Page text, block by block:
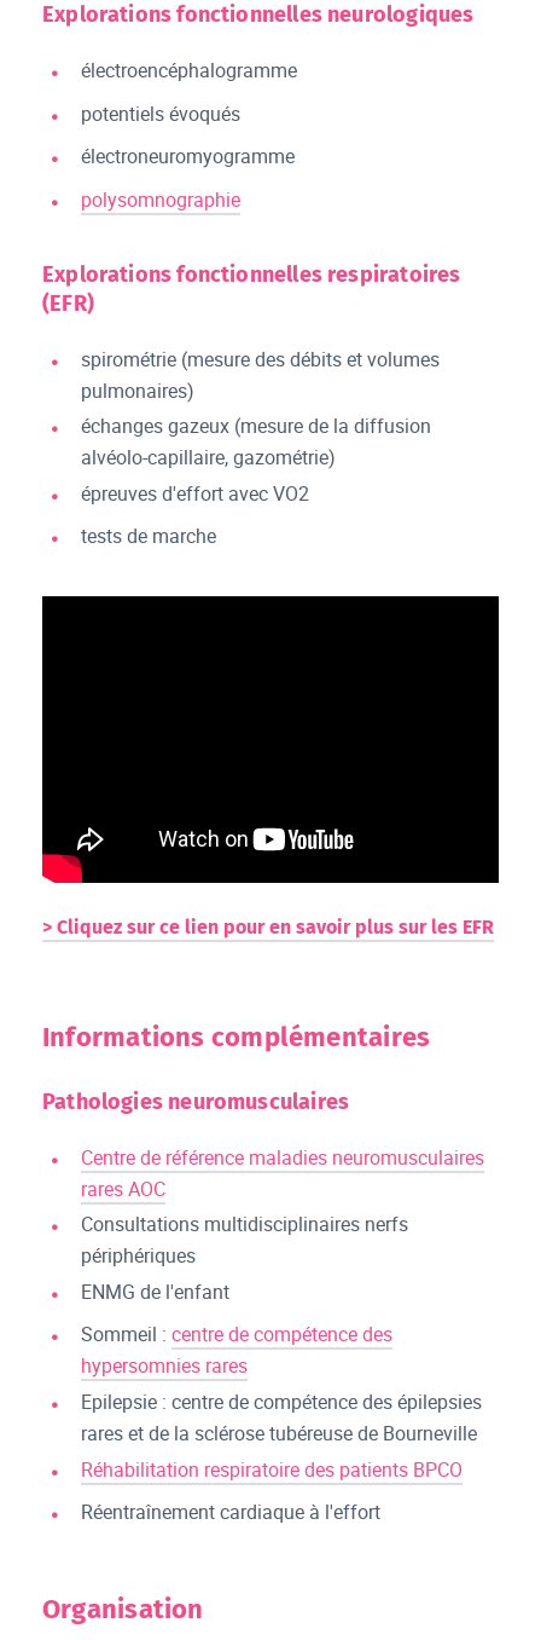
Explorations fonctionnelles neurologiques
électroencéphalogramme
potentiels évoqués
électroneuromyogramme
polysomnographie
Explorations fonctionnelles respiratoires
(EFR)
spirométrie (mesure des débits et volumes
pulmonaires)
échanges gazeux (mesure de la diffusion
alvéolo-capillaire, gazométrie)
épreuves d'effort avec VO2
tests de marche
> Cliquez sur ce lien pour en savoir plus sur les EFR
Informations complémentaires
Pathologies neuromusculaires
Centre de référence maladies neuromusculaires
rares AOC
Consultations multidisciplinaires nerfs
périphériques
ENMG de l'enfant
Sommeil :centre de compétence des
hypersomnies rares
Epilepsie : centre de compétence des épilepsies
rares et de la sclérose tubéreuse de Bourneville
Réhabilitation respiratoire des patients BPCO
Réentraînement cardiaque à l'effort
Organisation